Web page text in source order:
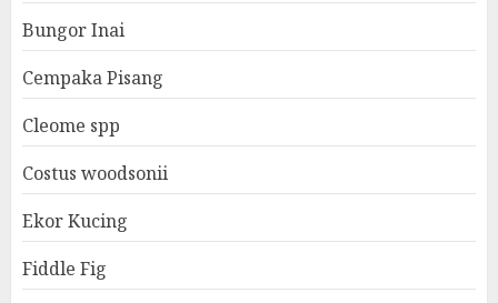
Bungor Inai
Cempaka Pisang
Cleome spp
Costus woodsonii
Ekor Kucing
Fiddle Fig